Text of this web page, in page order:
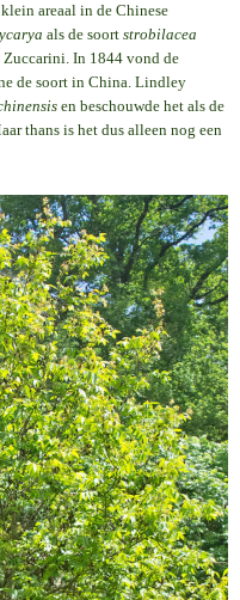
areaal in de Chinese
als de soort strobilacea
Zuccarini. In 1844 vond de
de soort in China. Lindley
en beschouwde het als de
thans is het dus alleen nog een